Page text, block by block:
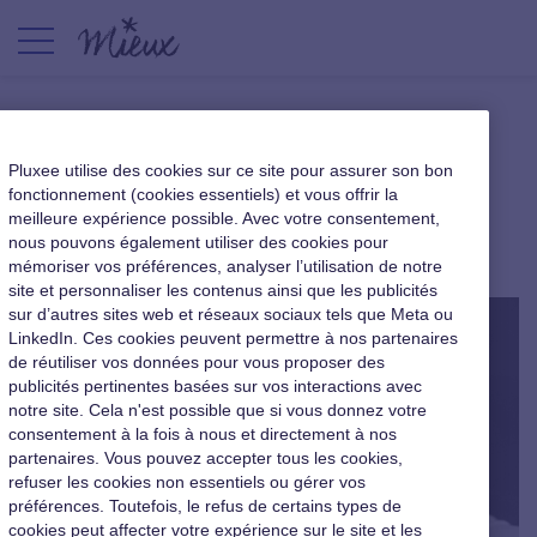
3QA – Catherine Tanneau,
l’intelligence situationnelle
|11 mai 2017
Pluxee utilise des cookies sur ce site pour assurer son bon
fonctionnement (cookies essentiels) et vous offrir la
meilleure expérience possible. Avec votre consentement,
nous pouvons également utiliser des cookies pour
mémoriser vos préférences, analyser l’utilisation de notre
site et personnaliser les contenus ainsi que les publicités
sur d’autres sites web et réseaux sociaux tels que Meta ou
LinkedIn. Ces cookies peuvent permettre à nos partenaires
de réutiliser vos données pour vous proposer des
publicités pertinentes basées sur vos interactions avec
notre site. Cela n'est possible que si vous donnez votre
consentement à la fois à nous et directement à nos
partenaires. Vous pouvez accepter tous les cookies,
refuser les cookies non essentiels ou gérer vos
préférences. Toutefois, le refus de certains types de
cookies peut affecter votre expérience sur le site et les